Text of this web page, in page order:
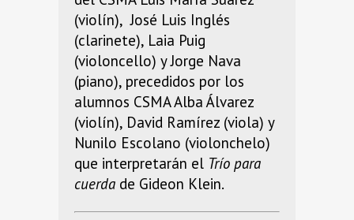
(violín), José Luis Inglés
(clarinete), Laia Puig
(violoncello) y Jorge Nava
(piano), precedidos por los
alumnos CSMA Alba Álvarez
(violín), David Ramírez (viola) y
Nunilo Escolano (violonchelo)
que interpretarán el Trío para
cuerda de Gideon Klein.